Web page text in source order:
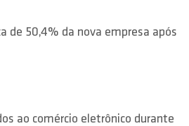
de 50,4% da nova empresa após
ao comércio eletrônico durante